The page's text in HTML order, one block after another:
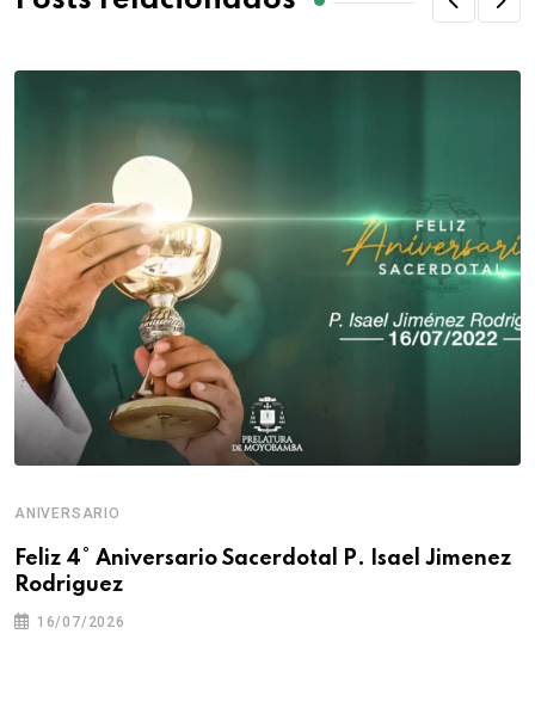
ANIVERSARIO
Feliz 4° Aniversario Sacerdotal P. Isael Jimenez
Rodriguez
16/07/2026